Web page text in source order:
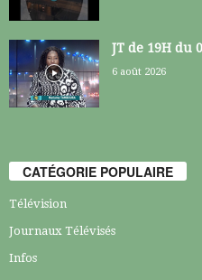
JT de 19H du
6 août 2026
CATÉGORIE POPULAIRE
Télévision
Journaux Télévisés
Infos